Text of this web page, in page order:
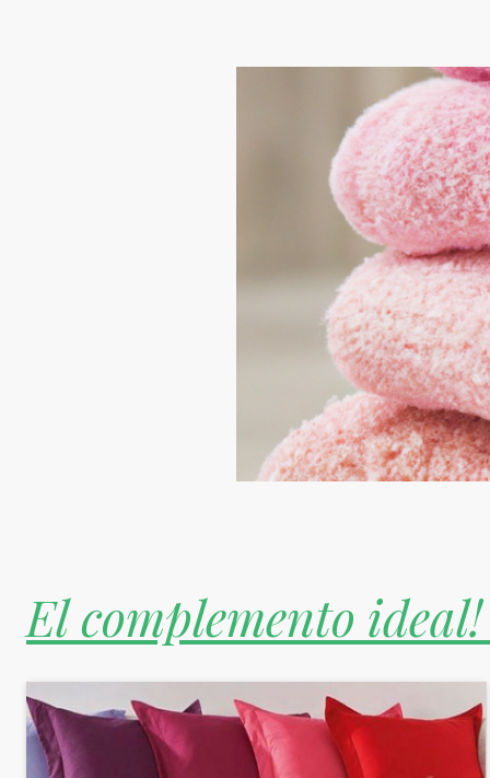
El complemento